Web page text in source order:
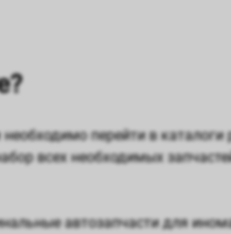
перейти в
всех необходимых
автозапчасти для